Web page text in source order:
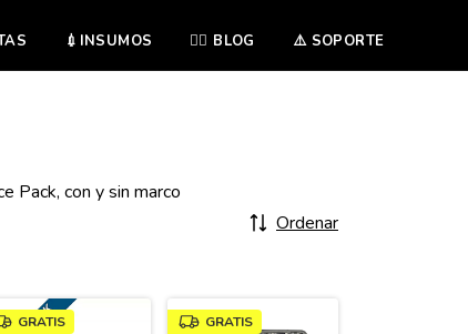
💉INSUMOS ✍🏻 BLOG ⚠️ SOPORTE
Pack, con y sin marco
Ordenar
GRATIS GRATIS